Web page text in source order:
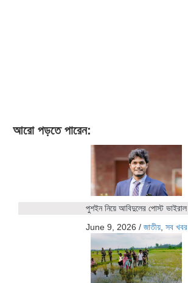
আরো পড়তে পারেন:
পুশইন নিয়ে আবিদুলের পোস্ট ভাইরাল
June 9, 2026 / জাতীয়, সব খবর